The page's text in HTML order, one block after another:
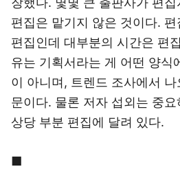
편집은 맡기지 않은 것이다.
편집인데 대부분의 시간은 편
유는 기획서라는 게 어떤 양식
이 아니며, 트렌드 조사에서
문이다. 물론 저자 섭외는 중
상당 부분 편집에 달려 있다.
■